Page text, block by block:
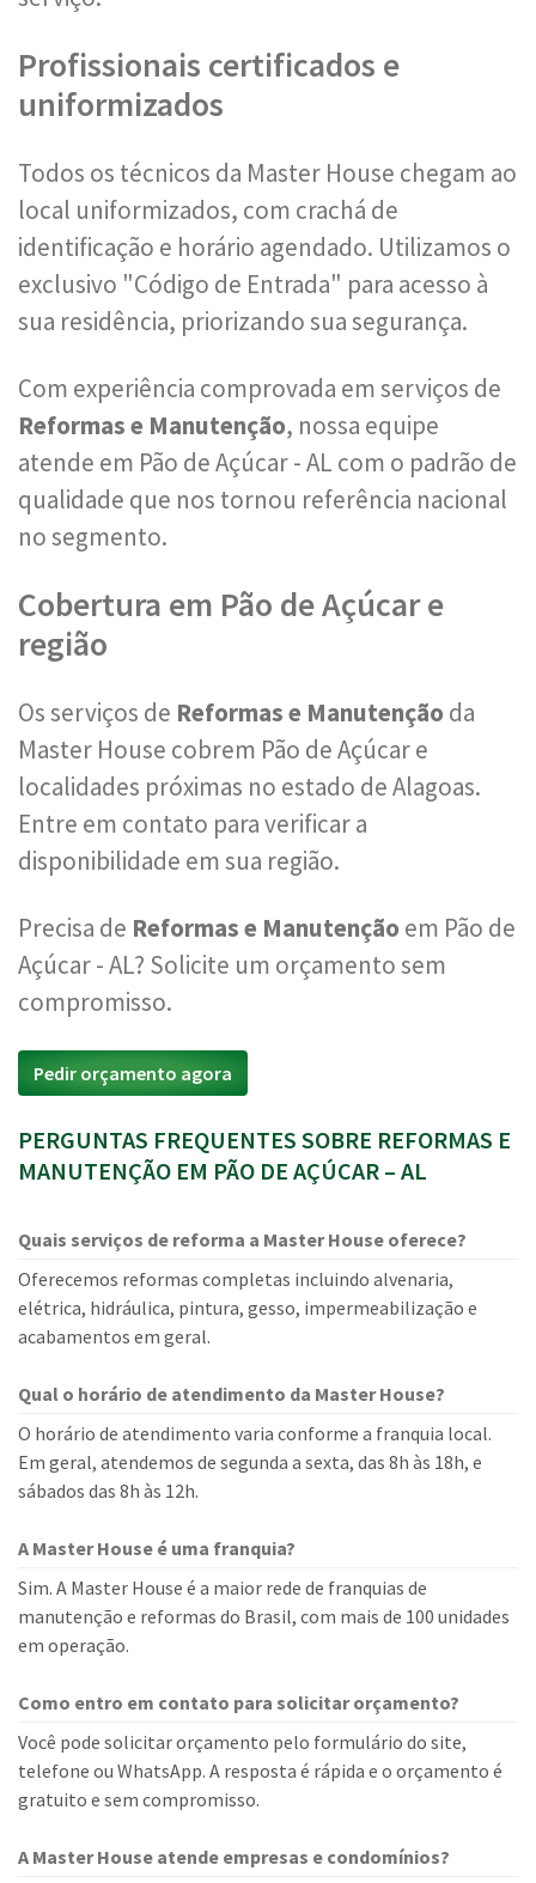
Profissionais certificados e
uniformizados
Todos os técnicos da Master House chegam ao
local uniformizados, com crachá de
identificação e horário agendado. Utilizamos o
exclusivo "Código de Entrada" para acesso à
sua residência, priorizando sua segurança.
Com experiência comprovada em serviços de
Reformas e Manutenção, nossa equipe
atende em Pão de Açúcar - AL com o padrão de
qualidade que nos tornou referência nacional
no segmento.
Cobertura em Pão de Açúcar e
região
Os serviços de Reformas e Manutenção da
Master House cobrem Pão de Açúcar e
localidades próximas no estado de Alagoas.
Entre em contato para verificar a
disponibilidade em sua região.
Precisa de Reformas e Manutenção em Pão de
Açúcar - AL? Solicite um orçamento sem
compromisso.
Pedir orçamento agora
PERGUNTAS FREQUENTES SOBRE REFORMAS E
MANUTENÇÃO EM PÃO DE AÇÚCAR – AL
Quais serviços de reforma a Master House oferece?
Oferecemos reformas completas incluindo alvenaria,
elétrica, hidráulica, pintura, gesso, impermeabilização e
acabamentos em geral.
Qual o horário de atendimento da Master House?
O horário de atendimento varia conforme a franquia local.
Em geral, atendemos de segunda a sexta, das 8h às 18h, e
sábados das 8h às 12h.
A Master House é uma franquia?
Sim. A Master House é a maior rede de franquias de
manutenção e reformas do Brasil, com mais de 100 unidades
em operação.
Como entro em contato para solicitar orçamento?
Você pode solicitar orçamento pelo formulário do site,
telefone ou WhatsApp. A resposta é rápida e o orçamento é
gratuito e sem compromisso.
A Master House atende empresas e condomínios?